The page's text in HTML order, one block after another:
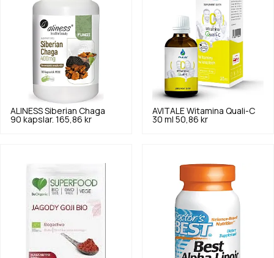
ALINESS Siberian Chaga
90 kapslar. 165,86 kr
AVITALE Witamina Quali-C
30 ml 50,86 kr